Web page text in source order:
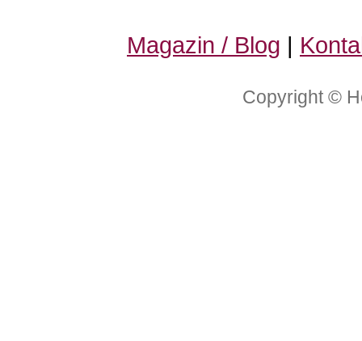
Magazin / Blog |
Copyright ©